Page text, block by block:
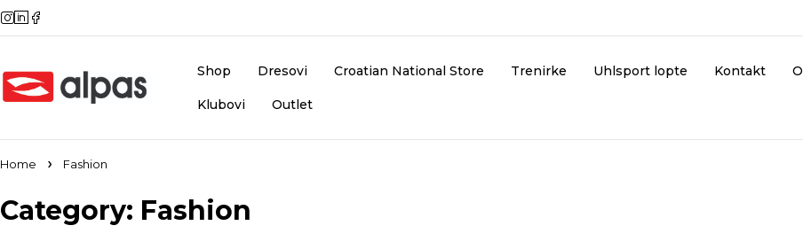
Shop Dresovi Croatian National Store Trenirke Uhlsport lopte Kontakt
Klubovi Outlet
Home Fashion
Category: Fashion